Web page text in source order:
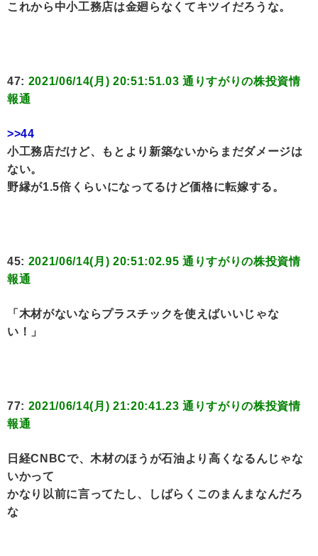
これから中小工務店は金廻らなくてキツイだろうな。
47: 2021/06/14(月) 20:51:51.03 通りすがりの株投資情
報通
>>44
小工務店だけど、もとより新築ないからまだダメージは
ない。
野縁が1.5倍くらいになってるけど価格に転嫁する。
45: 2021/06/14(月) 20:51:02.95 通りすがりの株投資情
報通
「木材がないならプラスチックを使えばいいじゃな
い！」
77: 2021/06/14(月) 21:20:41.23 通りすがりの株投資情
報通
日経CNBCで、木材のほうが石油より高くなるんじゃな
いかって
かなり以前に言ってたし、しばらくこのまんまなんだろ
な